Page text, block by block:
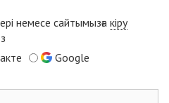
немесе сайтымызға кіру
Google